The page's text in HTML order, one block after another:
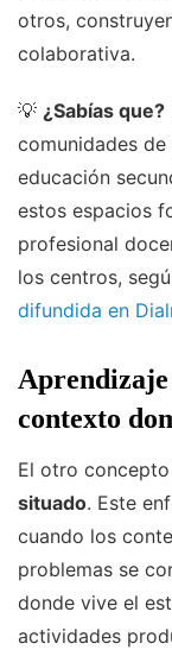
otros,
colaborativa.
💡 ¿Sabías que?
comunidades
educación
estos espacios
profesional
los centros,
difundida en
Aprendizaje
contexto
El otro
situado. Este
cuando los
problemas se
donde vive el
actividades